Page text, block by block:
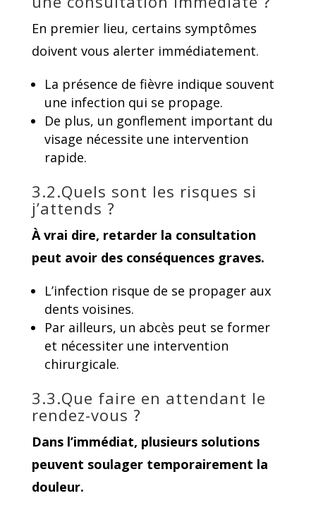
En premier lieu, certains symptômes
doivent vous alerter immédiatement.
La présence de fièvre indique souvent
une infection qui se propage.
De plus, un gonflement important du
visage nécessite une intervention
rapide.
3.2.Quels sont les risques si
j’attends ?
À vrai dire, retarder la consultation
peut avoir des conséquences graves.
L’infection risque de se propager aux
dents voisines.
Par ailleurs, un abcès peut se former
et nécessiter une intervention
chirurgicale.
3.3.Que faire en attendant le
rendez-vous ?
Dans l’immédiat, plusieurs solutions
peuvent soulager temporairement la
douleur.